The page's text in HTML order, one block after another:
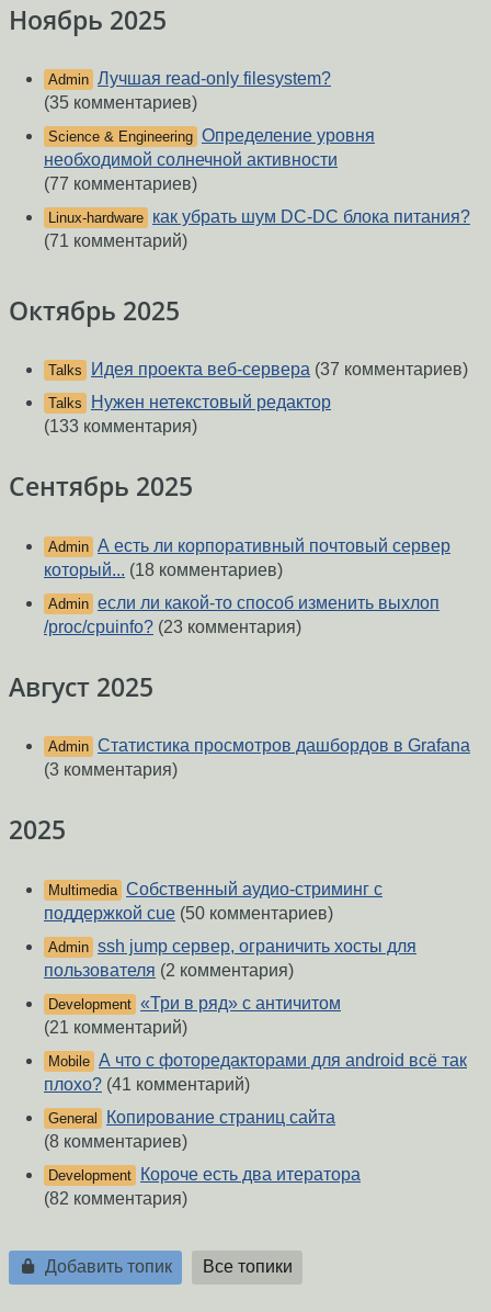
Ноябрь 2025
Admin Лучшая read-only filesystem?
(35 комментариев)
Science & Engineering Определение уровня
необходимой солнечной активности
(77 комментариев)
Linux-hardware как убрать шум DC-DC блока питания?
(71 комментарий)
Октябрь 2025
Talks Идея проекта веб-сервера (37 комментариев)
Talks
Нужен нетекстовый редактор
(133 комментария)
Сентябрь 2025
Admin А есть ли корпоративный почтовый сервер
который... (18 комментариев)
Admin если ли какой-то способ изменить выхлоп
/proc/cpuinfo? (23 комментария)
Август 2025
Admin Статистика просмотров дашбордов в Grafana
(3 комментария)
2025
Multimedia Собственный аудио-стриминг с
поддержкой cue (50 комментариев)
Admin ssh jump сервер, ограничить хосты для
пользователя (2 комментария)
Development «Три в ряд» с античитом
(21 комментарий)
Mobile А что с фоторедакторами для android всё так
плохо? (41 комментарий)
General
Копирование страниц сайта
(8 комментариев)
Development
Короче есть два итератора
(82 комментария)
Добавить топик Все топики